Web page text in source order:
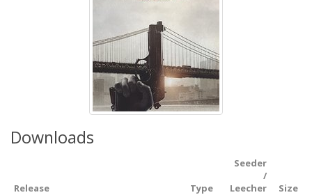
Downloads
Release Type
Seeder
/
Leecher
Size